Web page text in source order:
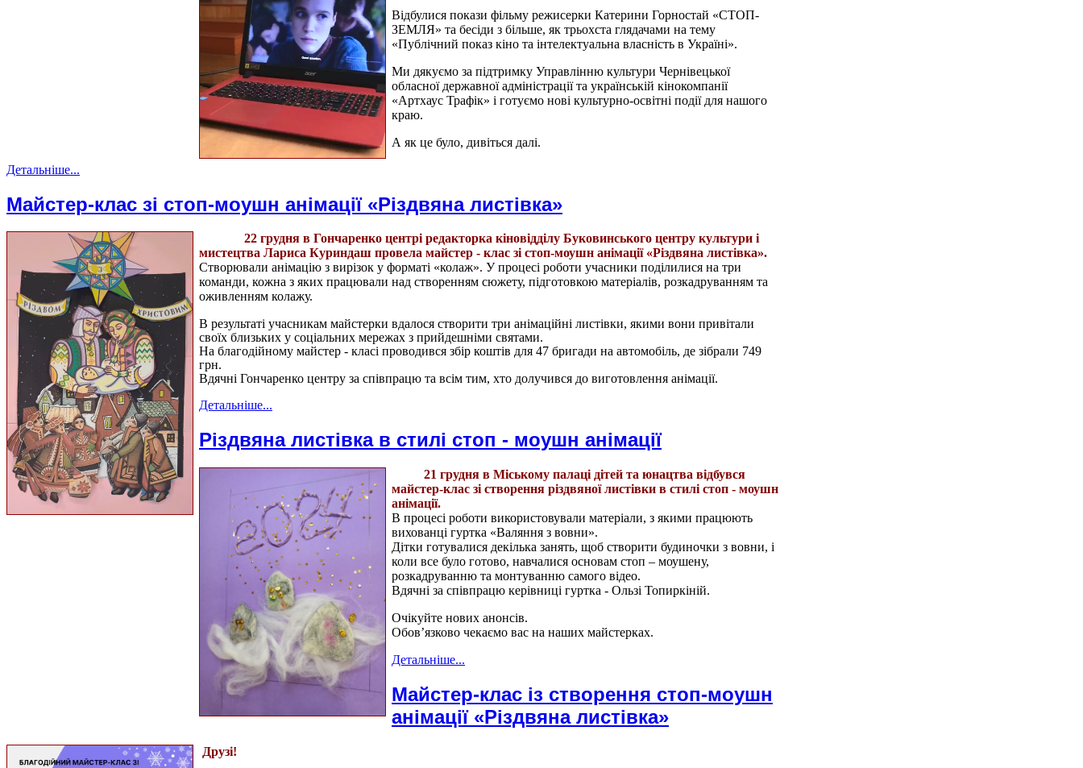
Відбулися покази фільму режисерки Катерини Горностай «СТОП-
ЗЕМЛЯ» та бесіди з більше, як трьохста глядачами на тему
«Публічний показ кіно та інтелектуальна власність в Україні».
Ми дякуємо за підтримку Управлінню культури Чернівецької
обласної державної адміністрації та українській кінокомпанії
«Артхаус Трафік» і готуємо нові культурно-освітні події для нашого
краю.
А як це було, дивіться далі.
Детальніше...
Майстер-клас зі стоп-моушн анімації «Різдвяна листівка»
22 грудня в Гончаренко центрі редакторка кіновідділу Буковинського центру культури і
мистецтва Лариса Куриндаш провела майстер - клас зі стоп-моушн анімації «Різдвяна листівка».
Створювали анімацію з вирізок у форматі «колаж». У процесі роботи учасники поділилися на три
команди, кожна з яких працювали над створенням сюжету, підготовкою матеріалів, розкадруванням та
оживленням колажу.
В результаті учасникам майстерки вдалося створити три анімаційні листівки, якими вони привітали
своїх близьких у соціальних мережах з прийдешніми святами.
На благодійному майстер - класі проводився збір коштів для 47 бригади на автомобіль, де зібрали 749
грн.
Вдячні Гончаренко центру за співпрацю та всім тим, хто долучився до виготовлення анімації.
Детальніше...
Різдвяна листівка в стилі стоп - моушн анімації
21 грудня в Міському палаці дітей та юнацтва відбувся
майстер-клас зі створення різдвяної листівки в стилі стоп - моушн
анімації.
В процесі роботи використовували матеріали, з якими працюють
вихованці гуртка «Валяння з вовни».
Дітки готувалися декілька занять, щоб створити будиночки з вовни, і
коли все було готово, навчалися основам стоп – моушену,
розкадруванню та монтуванню самого відео.
Вдячні за співпрацю керівниці гуртка - Ользі Топиркіній.
Очікуйте нових анонсів.
Обов’язково чекаємо вас на наших майстерках.
Детальніше...
Майстер-клас із створення стоп-моушн
анімації «Різдвяна листівка»
Друзі!